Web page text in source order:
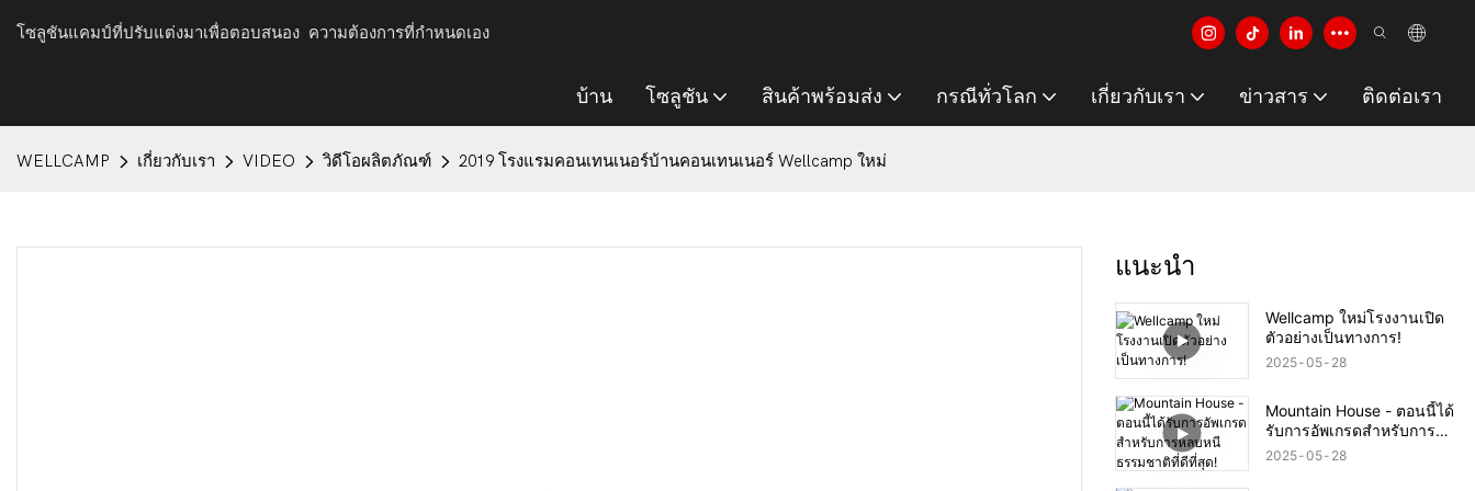
โซลูชันแคมป์ที่ปรับแต่งมาเพื่อตอบสนอง ความต้องการที่กำหนดเอง
บ้าน โซลูชัน สินค้าพร้อมส่ง กรณีทั่วโลก เกี่ยวกับเรา ข่าวสาร ติดต่อเรา
WELLCAMP เกี่ยวกับเรา VIDEO วิดีโอผลิตภัณฑ์ 2019 โรงแรมคอนเทนเนอร์บ้านคอนเทนเนอร์ Wellcamp ใหม่
แนะนำ
Wellcamp ใหม่โรงงานเปิด
ตัวอย่างเป็นทางการ!
2025 05 28
Mountain House - ตอนนี้ได้
รับการอัพเกรดสำหรับการ
หลบหนีธรรมชาติที่ดีที่สุด!
2025 05 28